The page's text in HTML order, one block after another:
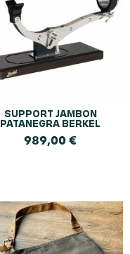
SUPPORT JAMBON
PATANEGRA BERKEL
989,00€